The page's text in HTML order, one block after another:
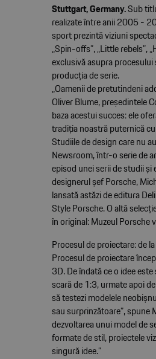
Stuttgart, Germany.Sub
realizate între anii 2005 -
sport prezintă viziuni
„Spin-offs”, „Little rebels”,
exclusivă asupra
producția de serie.
„Oamenii de pretutindeni
Oliver Blume, președintele
baza acestui succes: ele
tradiția noastră puternică
Studiile de design care nu
Newsroom, într-o serie de
episod unei serii de studii și
designerul șef Porsche,
lansată astăzi de editura
Style Porsche. O altă
în original: Muzeul Porsche
Procesul de proiectare: de
Procesul de proiectare
3D. De îndată ce o idee
scară de 1:3, urmate apoi
să testezi modelele
sau surprinzătoare”, spune
dezvoltarea unui model de
formate de stil, proiectele
singură idee.”